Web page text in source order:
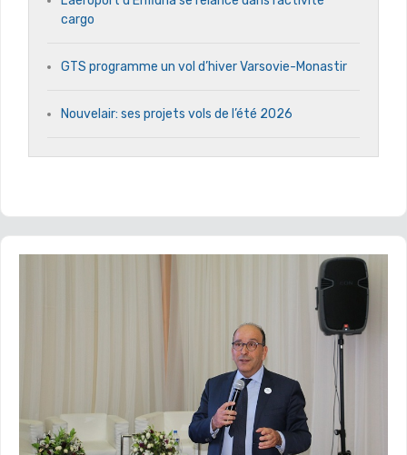
cargo
GTS programme un vol d’hiver Varsovie-Monastir
Nouvelair: ses projets vols de l’été 2026